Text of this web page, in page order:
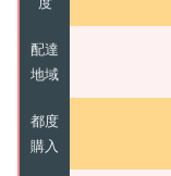
配達
地域
都度
購入